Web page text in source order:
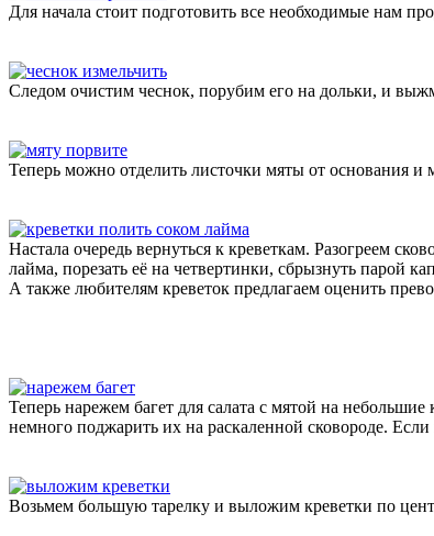
Для начала стоит подготовить все необходимые нам
Следом очистим чеснок, порубим его на дольки, и
Теперь можно отделить листочки мяты от основания и
Настала очередь вернуться к креветкам. Разогреем
лайма, порезать её на четвертинки, сбрызнуть парой
А также любителям креветок предлагаем оценить
Теперь нарежем багет для салата с мятой на
немного поджарить их на раскаленной сковороде.
Возьмем большую тарелку и выложим креветки по